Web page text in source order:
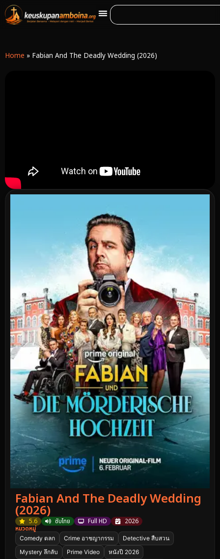
Home » Fabian And The Deadly Wedding (2026)
Fabian And The Deadly Wedding
(2026)
5.6 ซับไทย Full HD
2026
หมวดหมู่
Comedy ตลก Crime อาชญากรรม
Detective สืบสวน
Mystery ลึกลับ
Prime Video
หนังปี 2026